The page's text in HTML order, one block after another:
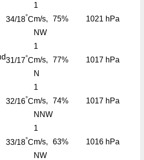
34/18°C
1
m/s,
NW
75% 1021 hPa
31/17°C
1
m/s,
N
77% 1017 hPa
32/16°C
1
m/s,
NNW
74% 1017 hPa
33/18°C
1
m/s,
NW
63% 1016 hPa